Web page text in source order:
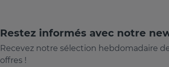
Restez informés avec notre
Recevez notre sélection hebdomadaire
offres !